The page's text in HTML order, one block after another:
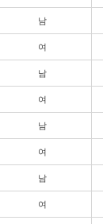
남
여
남
여
남
여
남
여